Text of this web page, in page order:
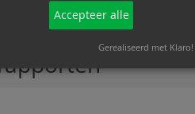
13 - 54 mm
Accepteer alle
Gerealiseerd met Klaro!